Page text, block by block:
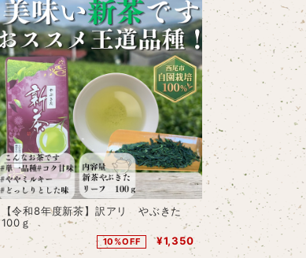
【令和8年度新茶】訳アリ やぶきた
100ｇ
10%OFF ¥1,350